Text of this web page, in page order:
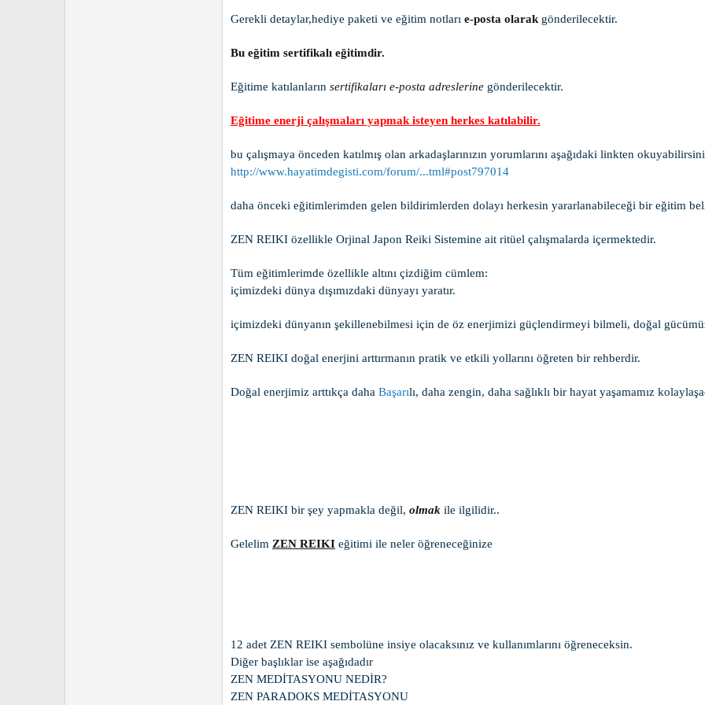
Gerekli detaylar,hediye paketi ve eğitim notları e-posta olarak gönderilecektir.
Bu eğitim sertifikalı eğitimdir.
Eğitime katılanların sertifikaları e-posta adreslerine gönderilecektir.
Eğitime enerji çalışmaları yapmak isteyen herkes katılabilir.
bu çalışmaya önceden katılmış olan arkadaşlarınızın yorumlarını aşağıdaki linkten
http://www.hayatimdegisti.com/forum/...tml#post797014
daha önceki eğitimlerimden gelen bildirimlerden dolayı herkesin yararlanabileceği bir eğitim
ZEN REIKI özellikle Orjinal Japon Reiki Sistemine ait ritüel çalışmalarda içermektedir.
Tüm eğitimlerimde özellikle altını çizdiğim cümlem:
içimizdeki dünya dışımızdaki dünyayı yaratır.
içimizdeki dünyanın şekillenebilmesi için de öz enerjimizi güçlendirmeyi bilmeli, doğal
ZEN REIKI doğal enerjini arttırmanın pratik ve etkili yollarını öğreten bir rehberdir.
Doğal enerjimiz arttıkça daha Başarılı, daha zengin, daha sağlıklı bir hayat yaşamamız
ZEN REIKI bir şey yapmakla değil, olmak ile ilgilidir..
Gelelim ZEN REIKI eğitimi ile neler öğreneceğinize
12 adet ZEN REIKI sembolüne insiye olacaksınız ve kullanımlarını öğreneceksin.
Diğer başlıklar ise aşağıdadır
ZEN MEDİTASYONU NEDİR?
ZEN PARADOKS MEDİTASYONU